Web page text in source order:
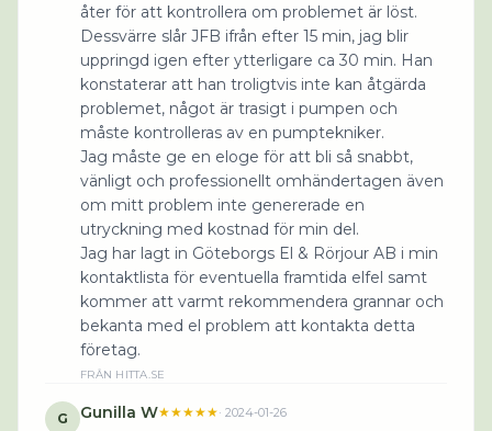
åter för att kontrollera om problemet är löst.
Dessvärre slår JFB ifrån efter 15 min, jag blir
uppringd igen efter ytterligare ca 30 min. Han
konstaterar att han troligtvis inte kan åtgärda
problemet, något är trasigt i pumpen och
måste kontrolleras av en pumptekniker.
Jag måste ge en eloge för att bli så snabbt,
vänligt och professionellt omhändertagen även
om mitt problem inte genererade en
utryckning med kostnad för min del.
Jag har lagt in Göteborgs El & Rörjour AB i min
kontaktlista för eventuella framtida elfel samt
kommer att varmt rekommendera grannar och
bekanta med el problem att kontakta detta
företag.
FRÅN HITTA.SE
G Gunilla W★★★★★· 2024-01-26